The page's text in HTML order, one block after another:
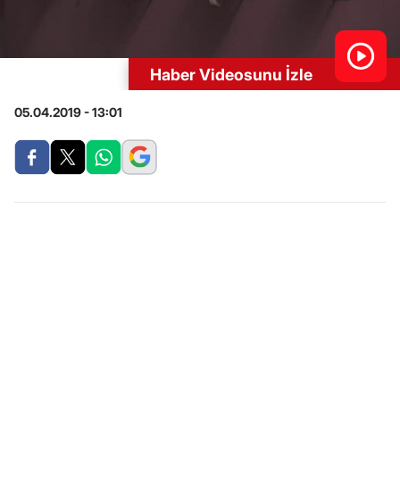
Haber Videosunu İzle
05.04.2019 - 13:01